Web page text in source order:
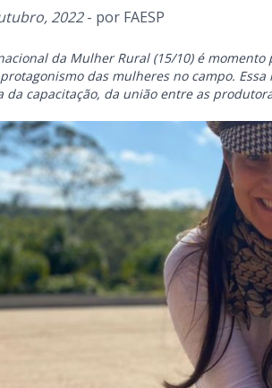
2022- por FAESP
da Mulher Rural (15/10) é
das mulheres no campo.
da capacitação, da união entre as